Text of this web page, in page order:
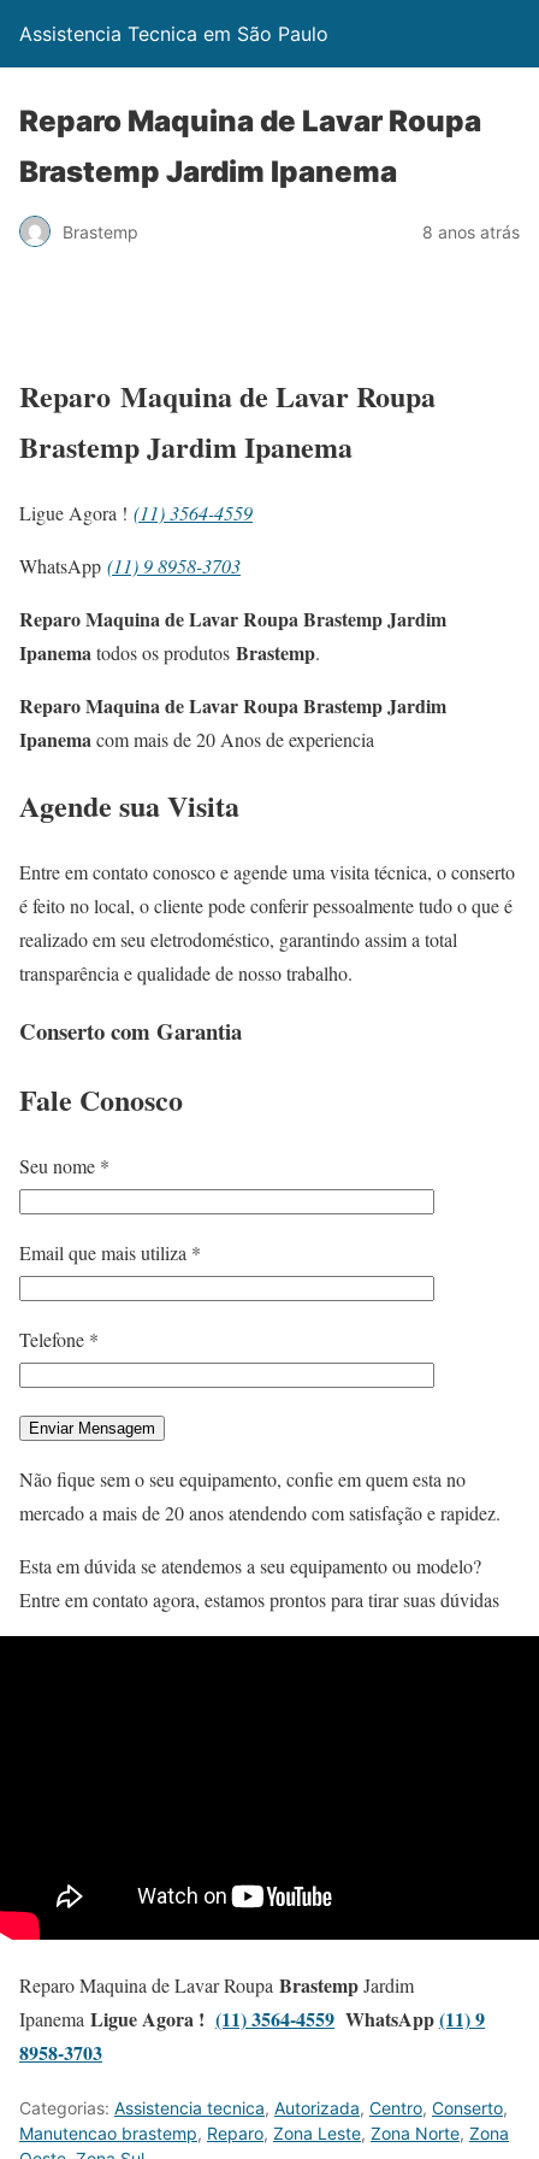
Assistencia Tecnica em São Paulo
Reparo Maquina de Lavar Roupa
Brastemp Jardim Ipanema
Brastemp 8 anos atrás
Reparo Maquina de Lavar Roupa
Brastemp Jardim Ipanema
Ligue Agora ! (11) 3564-4559
WhatsApp (11) 9 8958-3703
Reparo Maquina de Lavar Roupa Brastemp Jardim
Ipanematodos os produtos Brastemp.
Reparo Maquina de Lavar Roupa Brastemp Jardim
Ipanemacom mais de 20 Anos de experiencia
Agende sua Visita
Entre em contato conosco e agende uma visita técnica, o conserto
é feito no local, o cliente pode conferir pessoalmente tudo o que é
realizado em seu eletrodoméstico, garantindo assim a total
transparência e qualidade de nosso trabalho.
Conserto com Garantia
Fale Conosco
Seu nome *
Email que mais utiliza *
Telefone *
Não fique sem o seu equipamento, confie em quem esta no
mercado a mais de 20 anos atendendo com satisfação e rapidez.
Esta em dúvida se atendemos a seu equipamento ou modelo?
Entre em contato agora, estamos prontos para tirar suas dúvidas
Reparo Maquina de Lavar Roupa BrastempJardim
Ipanema Ligue Agora ! (11) 3564-4559 WhatsApp(11) 9
8958-3703
Categorias: Assistencia tecnica, Autorizada, Centro, Conserto,
Manutencao brastemp, Reparo, Zona Leste, Zona Norte, Zona